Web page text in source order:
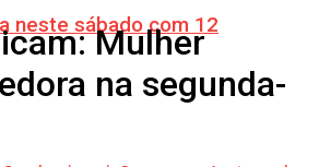
neste sábado com 12
Mulher
na segunda-